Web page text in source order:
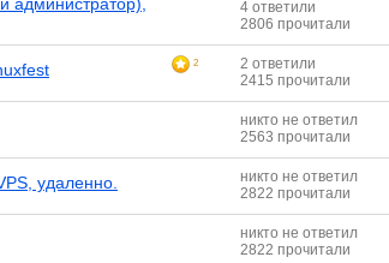
4 ответили
2806 прочитали
2
2 ответили
2415 прочитали
никто не ответил
2563 прочитали
удаленно.
никто не ответил
2822 прочитали
никто не ответил
2822 прочитали